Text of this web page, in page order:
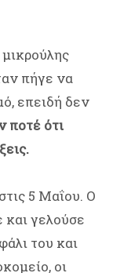
πήγε να
επειδή δεν
ποτέ ότι
5 Μαΐου. Ο
και γελούσε
του και
οι